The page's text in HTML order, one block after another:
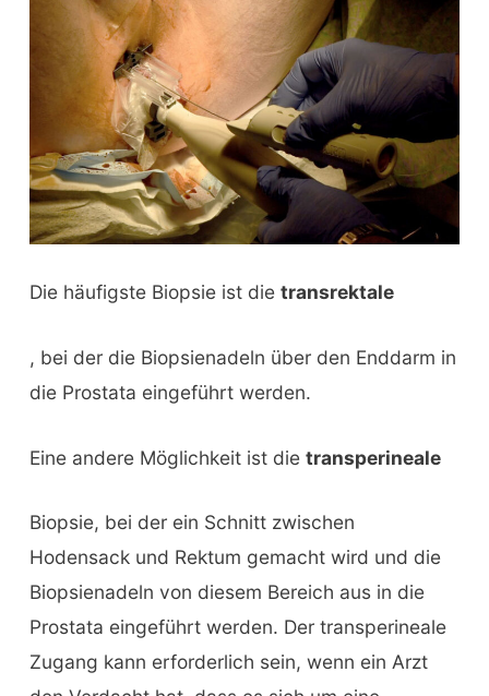
Die häufigste Biopsie ist die transrektale
, bei der die Biopsienadeln über den Enddarm in
die Prostata eingeführt werden.
Eine andere Möglichkeit ist die transperineale
Biopsie, bei der ein Schnitt zwischen
Hodensack und Rektum gemacht wird und die
Biopsienadeln von diesem Bereich aus in die
Prostata eingeführt werden. Der transperineale
Zugang kann erforderlich sein, wenn ein Arzt